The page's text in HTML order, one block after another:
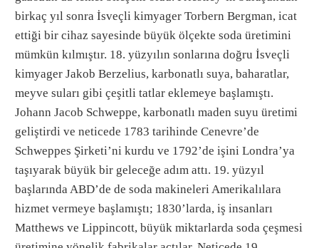
birkaç yıl sonra İsveçli kimyager Torbern Bergman, icat
ettiği bir cihaz sayesinde büyük ölçekte soda üretimini
mümkün kılmıştır. 18. yüzyılın sonlarına doğru İsveçli
kimyager Jakob Berzelius, karbonatlı suya, baharatlar,
meyve suları gibi çeşitli tatlar eklemeye başlamıştı.
Johann Jacob Schweppe, karbonatlı maden suyu üretimi
geliştirdi ve neticede 1783 tarihinde Cenevre’de
Schweppes Şirketi’ni kurdu ve 1792’de işini Londra’ya
taşıyarak büyük bir geleceğe adım attı. 19. yüzyıl
başlarında ABD’de de soda makineleri Amerikalılara
hizmet vermeye başlamıştı; 1830’larda, iş insanları
Matthews ve Lippincott, büyük miktarlarda soda çeşmesi